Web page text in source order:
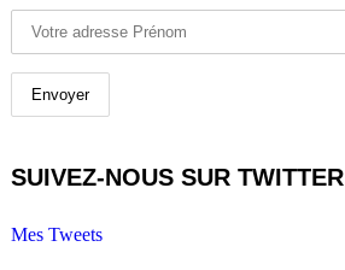
SUIVEZ-NOUS SUR TWITTER
Mes Tweets